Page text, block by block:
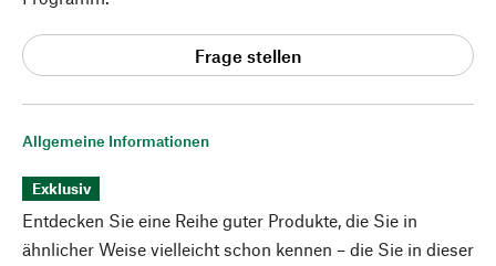
Allgemeine Informationen
Exklusiv
Entdecken Sie eine Reihe guter Produkte, die Sie in
ähnlicher Weise vielleicht schon kennen – die Sie in dieser
Frage stellen